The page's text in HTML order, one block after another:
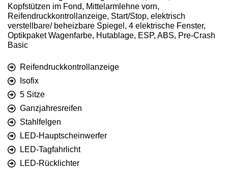
Kopfstützen im Fond, Mittelarmlehne vorn,
Reifendruckkontrollanzeige, Start/Stop, elektrisch
verstellbare/ beheizbare Spiegel, 4 elektrische Fenster,
Optikpaket Wagenfarbe, Hutablage, ESP, ABS, Pre-Crash
Basic
Reifendruckkontrollanzeige
Isofix
5 Sitze
Ganzjahresreifen
Stahlfelgen
LED-Hauptscheinwerfer
LED-Tagfahrlicht
LED-Rücklichter